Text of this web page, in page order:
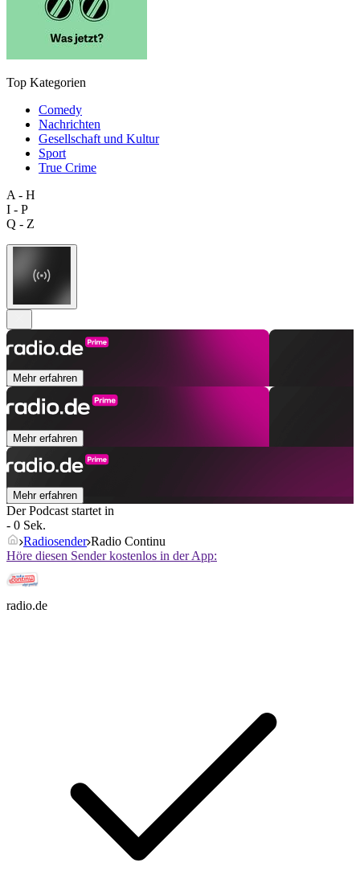
Top Kategorien
Comedy
Nachrichten
Gesellschaft und Kultur
Sport
True Crime
A - H
I - P
Q - Z
Mehr erfahren
Mehr erfahren
Mehr erfahren
Der Podcast startet in
- 0 Sek.
Radiosender Radio Continu
Höre diesen Sender kostenlos in der App:
radio.de